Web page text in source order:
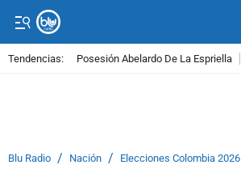
Tendencias: Posesión Abelardo De La Espriella
Blu Radio / Nación / Elecciones Colombia 2026